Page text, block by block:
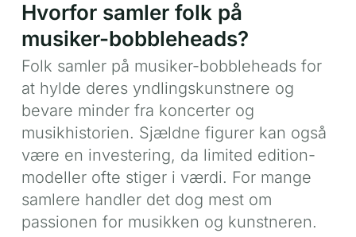
Hvorfor samler folk på
musiker-bobbleheads?
Folk samler på musiker-bobbleheads for
at hylde deres yndlingskunstnere og
bevare minder fra koncerter og
musikhistorien. Sjældne figurer kan også
være en investering, da limited edition-
modeller ofte stiger i værdi. For mange
samlere handler det dog mest om
passionen for musikken og kunstneren.